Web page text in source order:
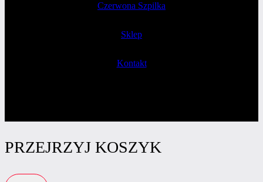
Czerwona Szpilka
Sklep
Kontakt
PRZEJRZYJ KOSZYK